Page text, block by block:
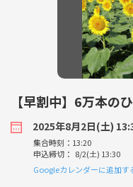
【早割中】6万本
2025年8月2日(土)
集合時刻：13:20
申込締切： 8/2(土) 13:30
Googleカレンダーに追加す